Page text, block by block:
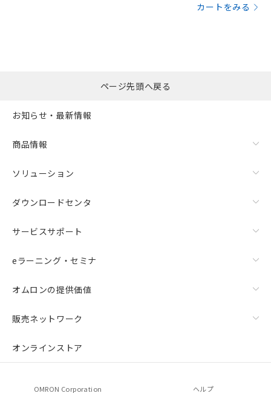
カートをみる
ページ先頭へ戻る
お知らせ・最新情報
商品情報
ソリューション
ダウンロードセンタ
サービスサポート
eラーニング・セミナ
オムロンの提供価値
販売ネットワーク
オンラインストア
OMRON Corporation ヘルプ